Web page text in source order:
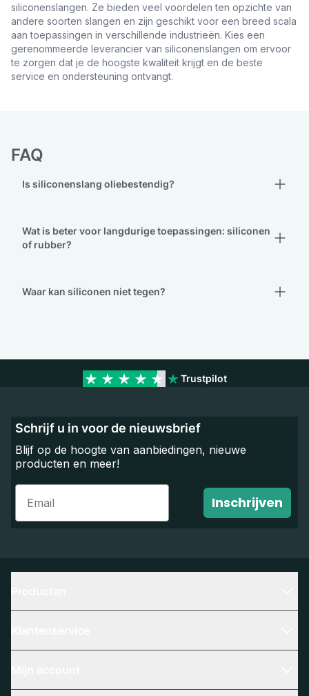
siliconenslangen. Ze bieden veel voordelen ten opzichte van
andere soorten slangen en zijn geschikt voor een breed scala
aan toepassingen in verschillende industrieën. Kies een
gerenommeerde leverancier van siliconenslangen om ervoor
te zorgen dat je de hoogste kwaliteit krijgt en de beste
service en ondersteuning ontvangt.
FAQ
Is siliconenslang oliebestendig?
Wat is beter voor langdurige toepassingen: siliconen
of rubber?
Waar kan siliconen niet tegen?
Trustpilot
Schrijf u in voor de nieuwsbrief
Blijf op de hoogte van aanbiedingen, nieuwe
producten en meer!
Email
Inschrijven